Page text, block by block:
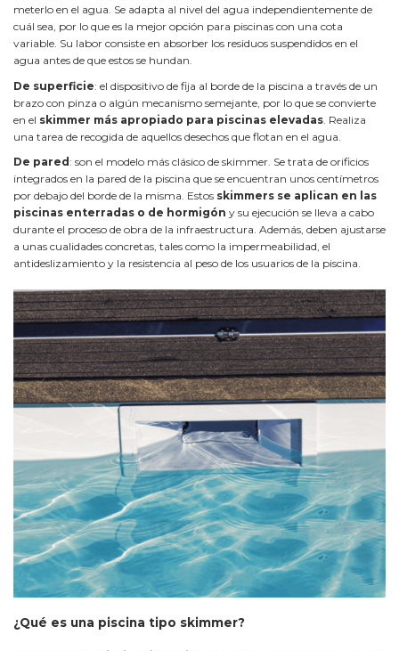
meterlo en el agua. Se adapta al nivel del agua independientemente de
cuál sea, por lo que es la mejor opción para piscinas con una cota
variable. Su labor consiste en absorber los residuos suspendidos en el
agua antes de que estos se hundan.
De superficie: el dispositivo de fija al borde de la piscina a través de un
brazo con pinza o algún mecanismo semejante, por lo que se convierte
en el skimmer más apropiado para piscinas elevadas . Realiza
una tarea de recogida de aquellos desechos que flotan en el agua.
De pared : son el modelo más clásico de skimmer. Se trata de orificios
integrados en la pared de la piscina que se encuentran unos centímetros
por debajo del borde de la misma. Estos skimmers se aplican en las
piscinas enterradas o de hormigón y su ejecución se lleva a cabo
durante el proceso de obra de la infraestructura. Además, deben ajustarse
a unas cualidades concretas, tales como la impermeabilidad, el
antideslizamiento y la resistencia al peso de los usuarios de la piscina.
¿Qué es una piscina tipo skimmer?